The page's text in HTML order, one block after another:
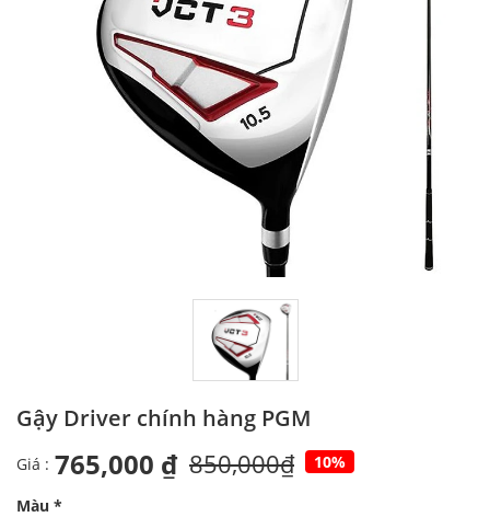
Gậy Driver chính hàng PGM
Giá : 765,000 ₫ 850,000₫ 10%
Màu *